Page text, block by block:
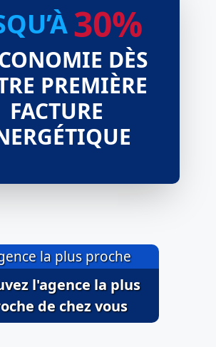
la plus proche
l'agence la plus
de chez vous
30%
DÈS
PREMIÈRE
FACTURE